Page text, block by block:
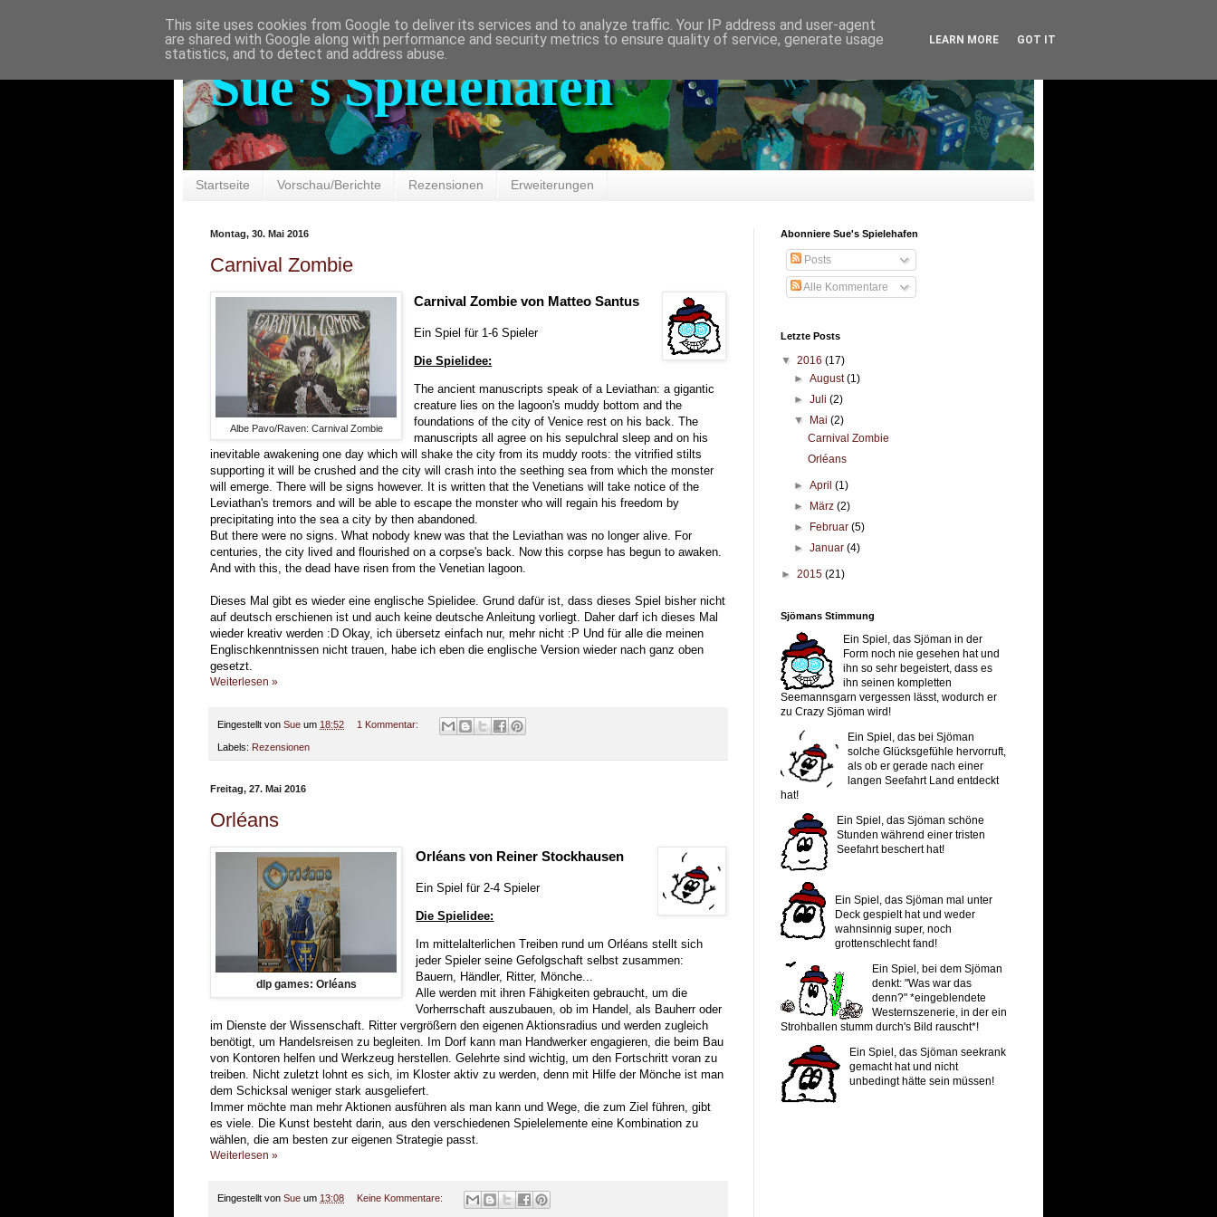
Sue's Spielehafen
Startseite Vorschau/Berichte Rezensionen Erweiterungen
Montag, 30. Mai 2016
Carnival Zombie
Albe Pavo/Raven: Carnival Zombie
Carnival Zombie von Matteo Santus
Ein Spiel für 1-6 Spieler
Die Spielidee:
The ancient manuscripts speak of a Leviathan: a gigantic
creature lies on the lagoon's muddy bottom and the
foundations of the city of Venice rest on his back. The
manuscripts all agree on his sepulchral sleep and on his
inevitable awakening one day which will shake the city from its muddy roots: the vitrified stilts
supporting it will be crushed and the city will crash into the seething sea from which the monster
will emerge. There will be signs however. It is written that the Venetians will take notice of the
Leviathan's tremors and will be able to escape the monster who will regain his freedom by
precipitating into the sea a city by then abandoned.
But there were no signs. What nobody knew was that the Leviathan was no longer alive. For
centuries, the city lived and flourished on a corpse's back. Now this corpse has begun to awaken.
And with this, the dead have risen from the Venetian lagoon.
Dieses Mal gibt es wieder eine englische Spielidee. Grund dafür ist, dass dieses Spiel bisher nicht
auf deutsch erschienen ist und auch keine deutsche Anleitung vorliegt. Daher darf ich dieses Mal
wieder kreativ werden :D Okay, ich übersetz einfach nur, mehr nicht :P Und für alle die meinen
Englischkenntnissen nicht trauen, habe ich eben die englische Version wieder nach ganz oben
gesetzt.
Weiterlesen »
Eingestellt von Sue um 18:52 1 Kommentar:
Labels: Rezensionen
Freitag, 27. Mai 2016
Orléans
dlp games: Orléans
Orléans von Reiner Stockhausen
Ein Spiel für 2-4 Spieler
Die Spielidee:
Im mittelalterlichen Treiben rund um Orléans stellt sich
jeder Spieler seine Gefolgschaft selbst zusammen:
Bauern, Händler, Ritter, Mönche...
Alle werden mit ihren Fähigkeiten gebraucht, um die
Vorherrschaft auszubauen, ob im Handel, als Bauherr oder
im Dienste der Wissenschaft. Ritter vergrößern den eigenen Aktionsradius und werden zugleich
benötigt, um Handelsreisen zu begleiten. Im Dorf kann man Handwerker engagieren, die beim Bau
von Kontoren helfen und Werkzeug herstellen. Gelehrte sind wichtig, um den Fortschritt voran zu
treiben. Nicht zuletzt lohnt es sich, im Kloster aktiv zu werden, denn mit Hilfe der Mönche ist man
dem Schicksal weniger stark ausgeliefert.
Immer möchte man mehr Aktionen ausführen als man kann und Wege, die zum Ziel führen, gibt
es viele. Die Kunst besteht darin, aus den verschiedenen Spielelemente eine Kombination zu
wählen, die am besten zur eigenen Strategie passt.
Weiterlesen »
Eingestellt von Sue um 13:08 Keine Kommentare:
Abonniere Sue's Spielehafen
Posts
Alle Kommentare
Letzte Posts
▼ 2016 (17)
►August(1)
►Juli(2)
▼ Mai(2)
Carnival Zombie
Orléans
►April(1)
► März(2)
► Februar(5)
►Januar(4)
► 2015 (21)
Sjömans Stimmung
Ein Spiel, das Sjöman in der
Form noch nie gesehen hat und
ihn so sehr begeistert, dass es
ihn seinen kompletten
Seemannsgarn vergessen lässt, wodurch er
zu Crazy Sjöman wird!
Ein Spiel, das bei Sjöman
solche Glücksgefühle hervorruft,
als ob er gerade nach einer
langen Seefahrt Land entdeckt
hat!
Ein Spiel, das Sjöman schöne
Stunden während einer tristen
Seefahrt beschert hat!
Ein Spiel, das Sjöman mal unter
Deck gespielt hat und weder
wahnsinnig super, noch
grottenschlecht fand!
Ein Spiel, bei dem Sjöman
denkt: "Was war das
denn?" *eingeblendete
Westernszenerie, in der ein
Strohballen stumm durch's Bild rauscht*!
Ein Spiel, das Sjöman seekrank
gemacht hat und nicht
unbedingt hätte sein müssen!
This site uses cookies from Google to deliver its services and to analyze traffic. Your IP address and user-agent
are shared with Google along with performance and security metrics to ensure quality of service, generate usage
statistics, and to detect and address abuse.
LEARN MORE GOT IT